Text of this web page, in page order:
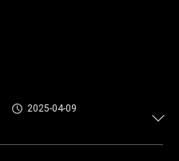
2025-04-09